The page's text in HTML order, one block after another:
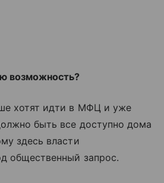
возможность?
хотят идти в МФЦ и уже
быть все доступно дома
здесь власти
общественный запрос.